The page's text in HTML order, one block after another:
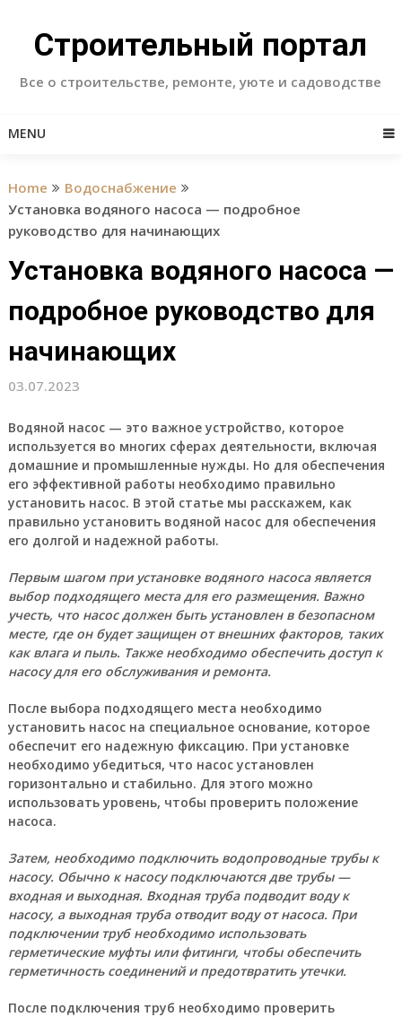
contentСтроительный портал
Все о строительстве, ремонте, уюте и садоводстве
MENU
Home
Водоснабжение
Установка водяного насоса — подробное
руководство для начинающих
Установка водяного насоса —
подробное руководство для
начинающих
03.07.2023
Водяной насос— это важное устройство, которое
используется во многих сферах деятельности, включая
домашние и промышленные нужды. Но для обеспечения
его эффективной работы необходимо правильно
установить насос. В этой статье мы расскажем, как
правильно установить водяной насос для обеспечения
его долгой и надежной работы.
Первым шагом при установке водяного насоса является
выбор подходящего места для его размещения. Важно
учесть, что насос должен быть установлен в безопасном
месте, где он будет защищен от внешних факторов, таких
как влага и пыль. Также необходимо обеспечить доступ к
насосу для его обслуживания и ремонта.
После выбора подходящего места необходимо
установить насос на специальное основание, которое
обеспечит его надежную фиксацию. При установке
необходимо убедиться, что насос установлен
горизонтально и стабильно. Для этого можно
использовать уровень, чтобы проверить положение
насоса.
Затем, необходимо подключить водопроводные трубы к
насосу. Обычно к насосу подключаются две трубы —
входная и выходная. Входная труба подводит воду к
насосу, а выходная труба отводит воду от насоса. При
подключении труб необходимо использовать
герметические муфты или фитинги, чтобы обеспечить
герметичность соединений и предотвратить утечки.
После подключения труб необходимо проверить